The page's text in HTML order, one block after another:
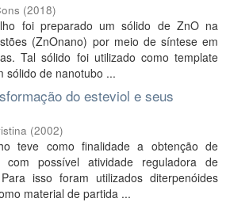
(2018)
foi preparado um sólido de ZnO na
(ZnOnano) por meio de síntese em
Tal sólido foi utilizado como template
sólido de nanotubo ...
do esteviol e seus
(2002)
teve como finalidade a obtenção de
com possível atividade reguladora de
isso foram utilizados diterpenóides
material de partida ...